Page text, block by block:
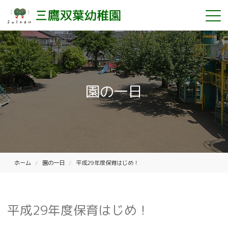
園の一日
ホーム 園の一日 平成29年度保育はじめ！
平成29年度保育はじめ！